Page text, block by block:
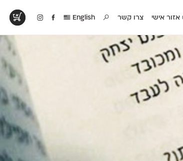
אזור אישי צרו קשר English
קטלוג להדפסה
לאלו שאוהבים לבחון
לבן מולבן